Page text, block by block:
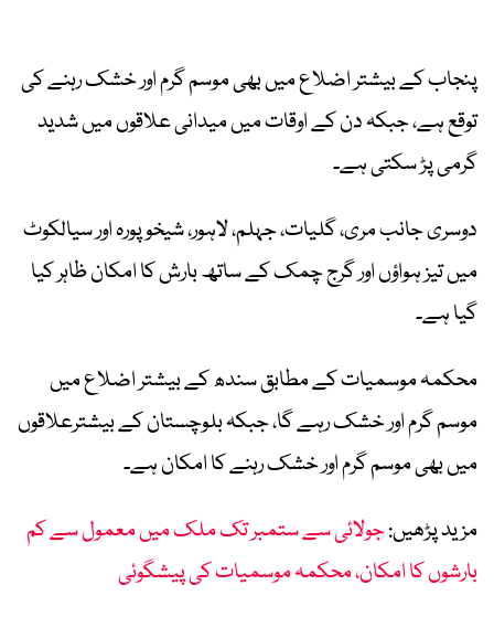
پنجاب کے بیشتر اضلاع میں بھی موسم گرم اور خشک رہنے کی
توقع ہے، جبکہ دن کے اوقات میں میدانی علاقوں میں شدید
گرمی پڑ سکتی ہے۔
دوسری جانب مری، گلیات، جہلم، لاہور، شیخوپورہ اور سیالکوٹ
میں تیز ہواؤں اور گرج چمک کے ساتھ بارش کا امکان ظاہر کیا
گیا ہے۔
محکمہ موسمیات کے مطابق سندھ کے بیشتر اضلاع میں
موسم گرم اور خشک رہے گا، جبکہ بلوچستان کے بیشترعلاقوں
میں بھی موسم گرم اور خشک رہنے کا امکان ہے۔
مزید پڑھیں:جولائی سے ستمبر تک ملک میں معمول سے کم
بارشوں کا امکان، محکمہ موسمیات کی پیشگوئی